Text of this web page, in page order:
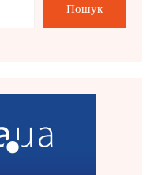
Пошук